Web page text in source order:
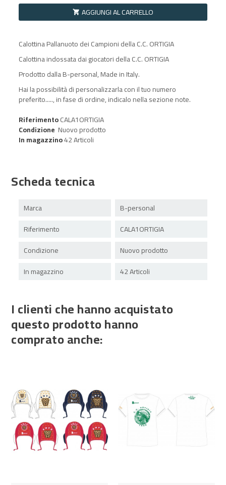
 AGGIUNGI AL CARRELLO
Calottina Pallanuoto dei Campioni della C.C. ORTIGIA
Calottina indossata dai giocatori della C.C. ORTIGIA
Prodotto dalla B-personal, Made in Italy.
Hai la possibilità di personalizzarla con il tuo numero
preferito....., in fase di ordine, indicalo nella sezione note.
RiferimentoCALA1ORTIGIA
Condizione Nuovo prodotto
In magazzino42 Articoli
Scheda tecnica
Marca
B-personal
Riferimento
CALA1ORTIGIA
Condizione
Nuovo prodotto
In magazzino
42 Articoli
I clienti che hanno acquistato
questo prodotto hanno
comprato anche: